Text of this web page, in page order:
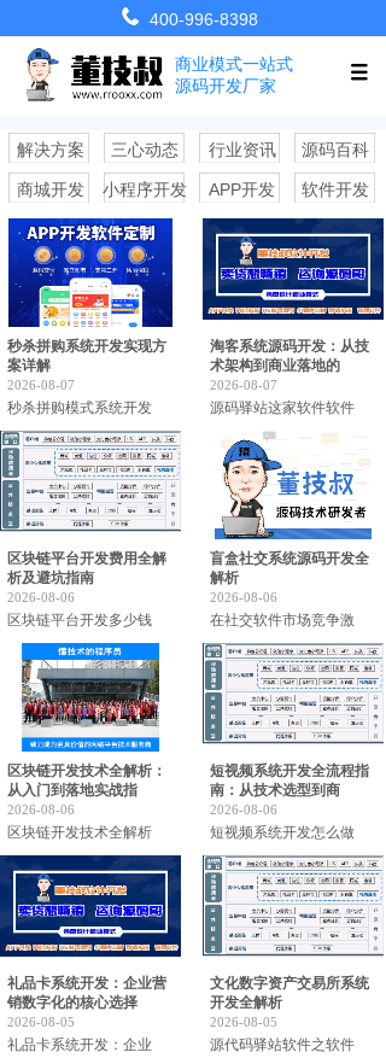
400-996-8398
商业模式一站式
源码开发厂家
三心动态
解决方案 源码百科
行业资讯
APP开发 软件开发
小程序开发
商城开发
秒杀拼购系统开发实现方
案详解
2026-08-07
秒杀拼购模式系统开发
淘客系统源码开发：从技
术架构到商业落地的
2026-08-07
源码驿站这家软件软件
区块链平台开发费用全解
析及避坑指南
2026-08-06
区块链平台开发多少钱
盲盒社交系统源码开发全
解析
2026-08-06
在社交软件市场竞争激
区块链开发技术全解析：
从入门到落地实战指
2026-08-06
区块链开发技术全解析
短视频系统开发全流程指
南：从技术选型到商
2026-08-06
短视频系统开发怎么做
礼品卡系统开发：企业营
销数字化的核心选择
2026-08-05
礼品卡系统开发：企业
文化数字资产交易所系统
开发全解析
2026-08-05
源代码驿站软件之软件